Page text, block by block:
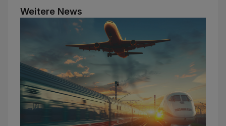
Weitere News